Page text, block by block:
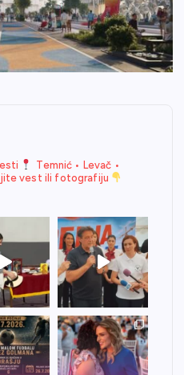
Temnić • Levač •
vest ili fotografiju